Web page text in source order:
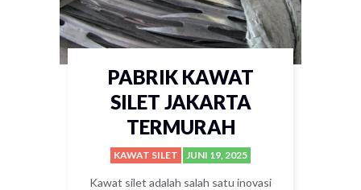
PABRIK KAWAT
SILET JAKARTA
TERMURAH
KAWAT SILET JUNI 19, 2025
Kawat silet adalah salah satu inovasi